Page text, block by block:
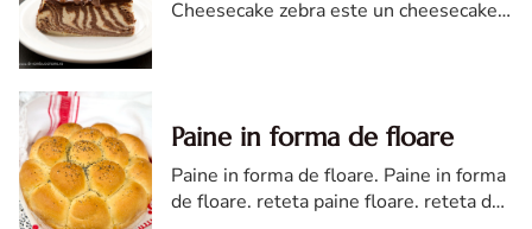
Cheesecake zebra este un cheesecake
Paine in forma de floare
Paine in forma de floare. Paine in forma
de floare. reteta paine floare. reteta de